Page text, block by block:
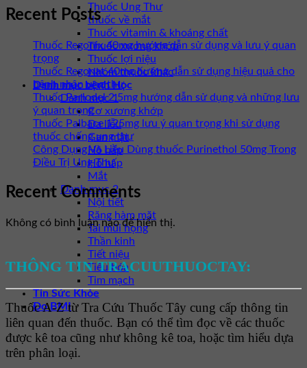
Thuốc Ung Thư
thuốc về mắt
Thuốc vitamin & khoáng chất
Thuốc xương khớp
Thuốc lợi niệu
Nhóm thuốc khác
Danh mục bệnh Học
Danh mục 1
Cơ xương khớp
Da liễu
Gan mật
Hô hấp
Hô hấp
Mắt
Danh mục 2
Nội tiết
Răng hàm mặt
Tai mũi họng
Thần kinh
Tiết niệu
Tiêu hóa
Tim mạch
Tin Sức Khỏe
Đo BMI
Recent Posts
Thuốc Regonix 40mg hướng dẫn sử dụng và lưu ý quan
trọng
Thuốc Regonat 40mg hướng dẫn sử dụng hiệu quả cho
bệnh nhân ung thư
Thuốc Parlodel 2.5mg hướng dẫn sử dụng và những lưu
ý quan trọng
Thuốc Palbace 125mg lưu ý quan trọng khi sử dụng
thuốc chống ung thư
Công Dụng Và Liều Dùng thuốc Purinethol 50mg Trong
Điều Trị Ung Thư
Recent Comments
Không có bình luận nào để hiển thị.
THÔNG TIN TRACUUTHUOCTAY:
Thuốc A-Z từ Tra Cứu Thuốc Tây cung cấp thông tin
liên quan đến thuốc. Bạn có thể tìm đọc về các thuốc
được kê toa cũng như không kê toa, hoặc tìm hiểu dựa
trên phân loại.